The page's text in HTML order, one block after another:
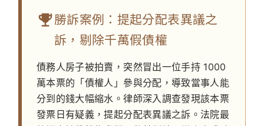
勝訴案例：提起分配表異議之
訴，剔除千萬假債權
債務人房子被拍賣，突然冒出一位手持 1000
萬本票的「債權人」參與分配，導致當事人能
分到的錢大幅縮水。律師深入調查發現該本票
發票日有疑義，提起分配表異議之訴。法院最